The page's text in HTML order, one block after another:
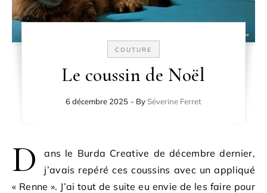
COUTURE
Le coussin de Noël
6 décembre 2025 - By Séverine Ferret
D
ans le Burda Creative de décembre dernier,
j’avais repéré ces coussins avec un appliqué
« Renne ». J’ai tout de suite eu envie de les faire pour